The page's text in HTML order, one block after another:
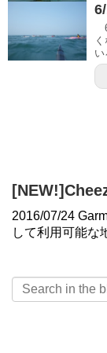
い
2016/07/24
して利用可能な